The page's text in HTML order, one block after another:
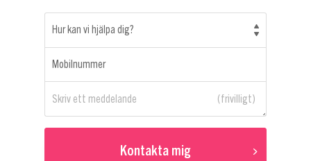
Hur kan vi hjälpa dig?
Mobilnummer
Skriv ett meddelande
Kontakta mig